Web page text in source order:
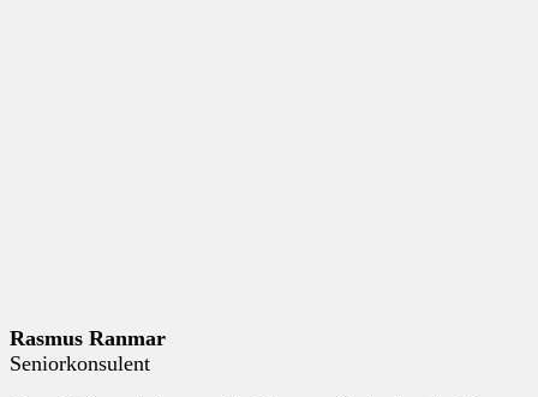
Rasmus Ranmar
Seniorkonsulent